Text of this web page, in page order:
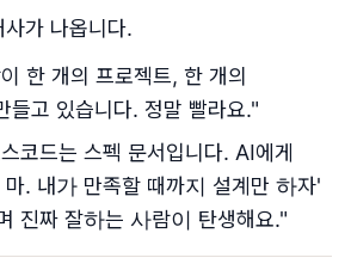
가 나옵니다.
한 개의 프로젝트, 한 개의
들고 있습니다. 정말 빨라요."
코드는 스펙 문서입니다. AI에게
. 내가 만족할 때까지 설계만 하자'
진짜 잘하는 사람이 탄생해요."